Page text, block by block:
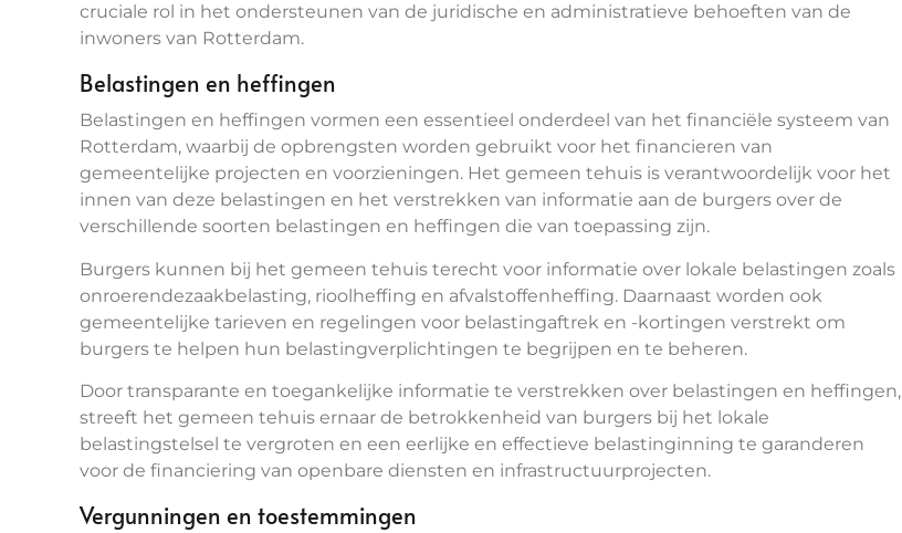
cruciale rol in het ondersteunen van de juridische en administratieve behoeften van de
inwoners van Rotterdam.
Belastingen en heffingen
Belastingen en heffingen vormen een essentieel onderdeel van het financiële systeem van
Rotterdam, waarbij de opbrengsten worden gebruikt voor het financieren van
gemeentelijke projecten en voorzieningen. Het gemeen tehuis is verantwoordelijk voor het
innen van deze belastingen en het verstrekken van informatie aan de burgers over de
verschillende soorten belastingen en heffingen die van toepassing zijn.
Burgers kunnen bij het gemeen tehuis terecht voor informatie over lokale belastingen zoals
onroerendezaakbelasting, rioolheffing en afvalstoffenheffing. Daarnaast worden ook
gemeentelijke tarieven en regelingen voor belastingaftrek en -kortingen verstrekt om
burgers te helpen hun belastingverplichtingen te begrijpen en te beheren.
Door transparante en toegankelijke informatie te verstrekken over belastingen en heffingen,
streeft het gemeen tehuis ernaar de betrokkenheid van burgers bij het lokale
belastingstelsel te vergroten en een eerlijke en effectieve belastinginning te garanderen
voor de financiering van openbare diensten en infrastructuurprojecten.
Vergunningen en toestemmingen